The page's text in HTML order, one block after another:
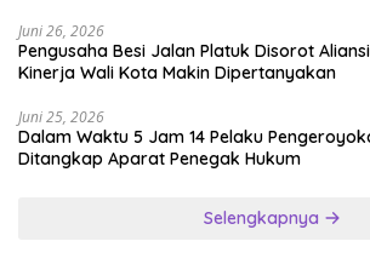
Juni 26, 2026
Pengusaha Besi Jalan Platuk Disorot
Kinerja Wali Kota Makin Dipertanyakan
Juni 25, 2026
Dalam Waktu 5 Jam 14 Pelaku
Ditangkap Aparat Penegak Hukum
Selengkapnya